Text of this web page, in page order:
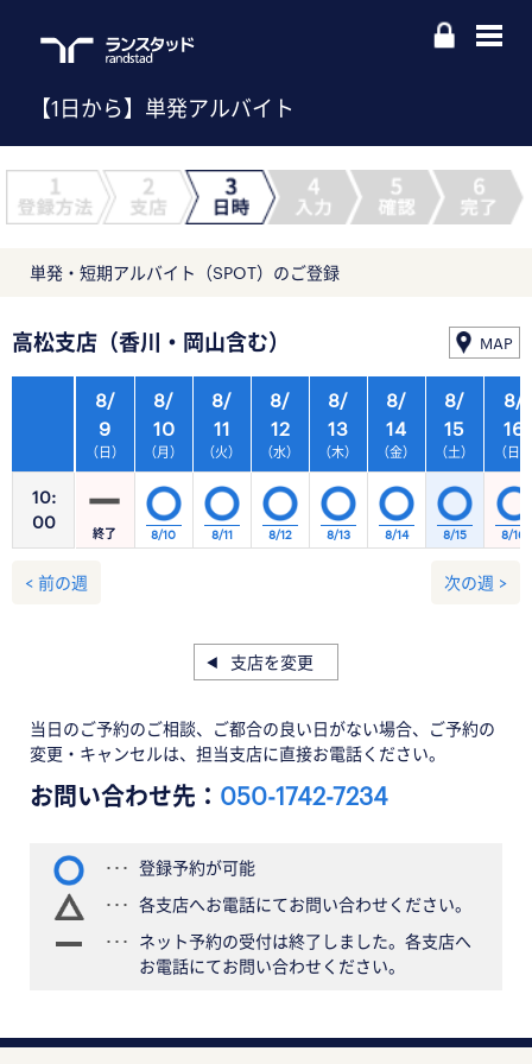
【1日から】単発アルバイト
単発・短期アルバイト（SPOT）のご登録
高松支店（香川・岡山含む） MAP
10:
00
8/
9
（日）
8/
10
（月）
8/
11
（火）
8/
12
（水）
8/
13
（木）
8/
14
（金）
8/
15
（土）
終了 8/10 8/11 8/12 8/13 8/14 8/15
8/
16
（日）
8/16
< 前の週 次の週 >
支店を変更
当日のご予約のご相談、ご都合の良い日がない場合、ご予約の
変更・キャンセルは、担当支店に直接お電話ください。
お問い合わせ先： 050-1742-7234
登録予約が可能
各支店へお電話にてお問い合わせください。
ネット予約の受付は終了しました。各支店へ
お電話にてお問い合わせください。